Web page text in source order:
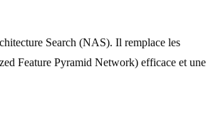
Search (NAS). Il remplace les
Feature Pyramid Network) efficace et une